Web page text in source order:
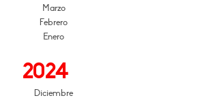
Marzo
Febrero
Enero
2024
Diciembre